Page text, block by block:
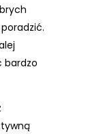
bardzo